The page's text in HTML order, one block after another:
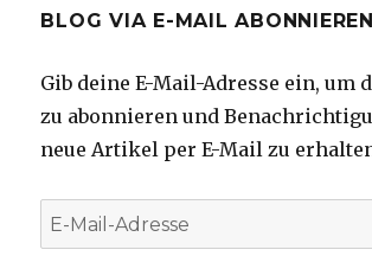
BLOG VIA E-MAIL ABONNIEREN
Gib deine E-Mail-Adresse ein, um
zu abonnieren und
neue Artikel per E-Mail zu
E-
Mail-